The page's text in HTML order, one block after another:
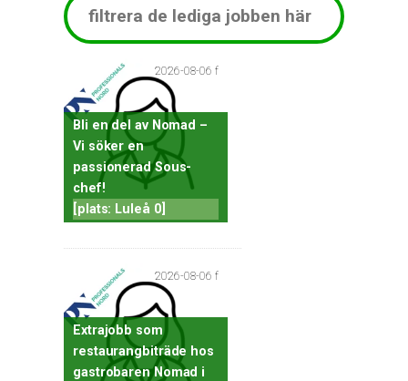
2026-08-06 f
Bli en del av Nomad –
Vi söker en
passionerad Sous-
chef!
[plats: Luleå 0]
2026-08-06 f
Extrajobb som
restaurangbiträde hos
gastrobaren Nomad i